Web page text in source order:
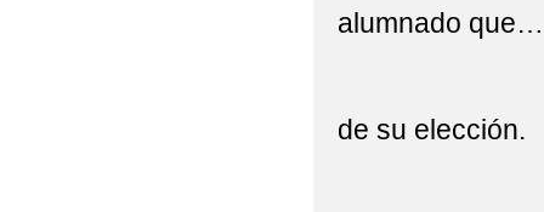
alumnado que…
de su elección.